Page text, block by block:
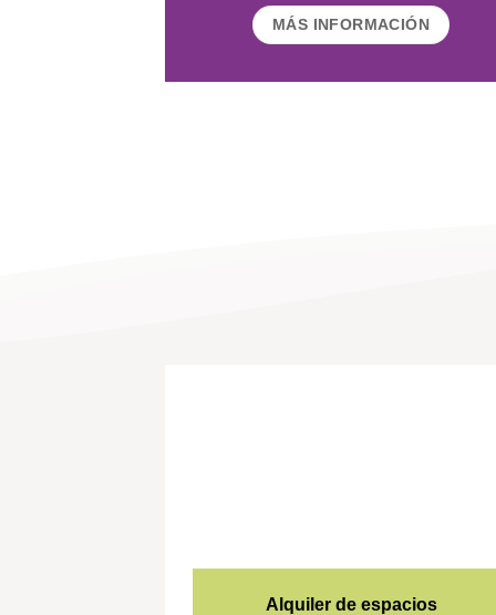
MÁS INFORMACIÓN
Alquiler de espacios